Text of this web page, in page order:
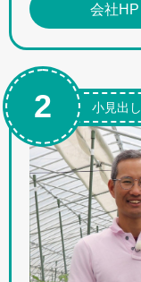
会社HP
小見出し
2